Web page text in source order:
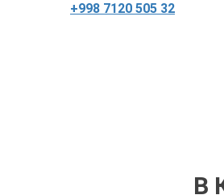
+998 7120 505 32
В